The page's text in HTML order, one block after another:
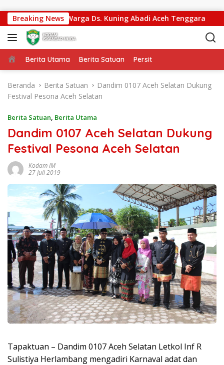
Breaking News
Akses Warga Ds. Kuning Abadi Aceh Tenggara
Beranda
Berita Utama Berita Satuan Persit
Beranda Berita Satuan
Dandim 0107 Aceh Selatan Dukung
Festival Pesona Aceh Selatan
Berita Satuan, Berita Utama
Dandim 0107 Aceh Selatan Dukung
Festival Pesona Aceh Selatan
Kodam IM
27 Juli 2019
Tapaktuan – Dandim 0107 Aceh Selatan Letkol Inf R
Sulistiya Herlambang mengadiri Karnaval adat dan